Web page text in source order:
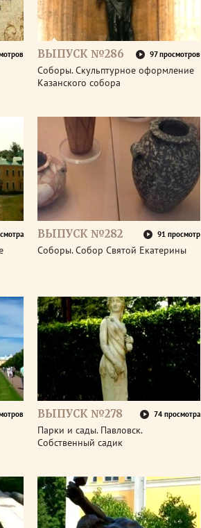
ВЫПУСК №286 97 просмотров
Соборы. Скульптурное оформление
Казанского собора
ВЫПУСК №282 91 просмотр
Соборы. Собор Святой Екатерины
ВЫПУСК №278 74 просмотра
Парки и сады. Павловск.
Собственный садик